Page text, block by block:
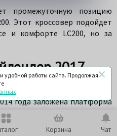
Корзина Чат
промежуточную позицию
Этот кроссовер подойдет
и комфорте LC200, но за
2017
года заложена платформа
подвеска. Это позволило
на 2-м и 3-м ряду.
удобной работы сайта. Продолжая